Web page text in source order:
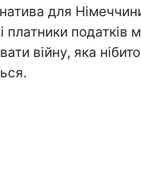
для
платники податків
війну, яка